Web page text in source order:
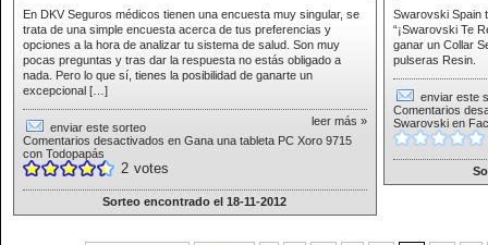
En DKV Seguros médicos tienen una encuesta muy singular, se
trata de una simple encuesta acerca de tus preferencias y
opciones a la hora de analizar tu sistema de salud. Son muy
pocas preguntas y tras dar la respuesta no estás obligado a
nada. Pero lo que sí, tienes la posibilidad de ganarte un
excepcional […]
leer más »
enviar este sorteo
Comentarios desactivados en Gana una tableta PC Xoro 9715
con Todopapás
2 votes
Sorteo encontrado el 18-11-2012
Swarovski Spain
“¡Swarovski Te
ganar un Collar
pulseras Resin.
enviar este
Comentarios
Swarovski en